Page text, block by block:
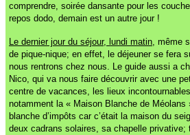
comprendre, soirée dansante pour les
repos dodo, demain est un autre jour !
Le dernier jour du séjour, lundi matin, même
de pique-nique; en effet, le déjeuner se fera
nous rentrons chez nous. Le guide aussi a
Nico, qui va nous faire découvrir avec une
centre de vacances, les lieux
notamment la « Maison Blanche de Méolans
blanche d’impôts car c’était la maison du
deux cadrans solaires, sa chapelle privative;